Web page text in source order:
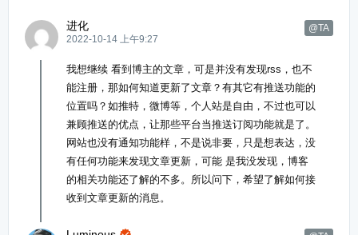
进化
@TA
2022-10-14 上午9:27
我想继续 看到博主的文章，可是并没有发现rss，也不
能注册，那如何知道更新了文章？有其它有推送功能的
位置吗？如推特，微博等，个人站是自由，不过也可以
兼顾推送的优点，让那些平台当推送订阅功能就是了。
网站也没有通知功能样，不是说非要，只是想表达，没
有任何功能来发现文章更新，可能 是我没发现，博客
的相关功能还了解的不多。所以问下，希望了解如何接
收到文章更新的消息。